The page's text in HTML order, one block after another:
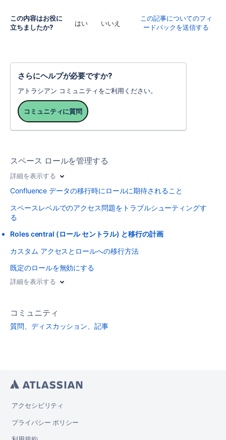
この内容はお役に
立ちましたか?
はい いいえ
この記事についてのフィ
ードバックを送信する
さらにヘルプが必要ですか?
アトラシアン コミュニティをご利用ください。
コミュニティに質問
スペース ロールを管理する
詳細を表示する
Confluence データの移行時にロールに期待されること
スペースレベルでのアクセス問題をトラブルシューティングす
る
Roles central (ロール セントラル) と移行の計画
カスタム アクセスとロールへの移行方法
既定のロールを無効にする
詳細を表示する
コミュニティ
質問、ディスカッション、記事
アクセシビリティ
プライバシー ポリシー